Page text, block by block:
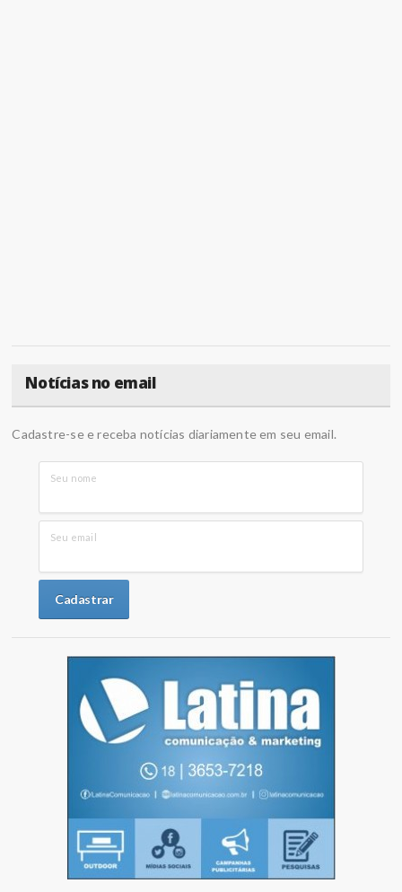
Notícias no email
Cadastre-se e receba notícias diariamente em seu email.
Seu nome
Seu email